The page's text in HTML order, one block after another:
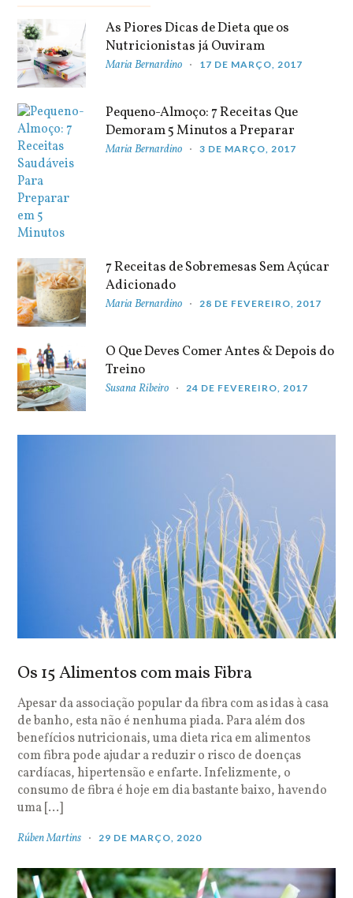
As Piores Dicas de Dieta que os
Nutricionistas já Ouviram
Maria Bernardino 17 DE MARÇO, 2017
Pequeno-Almoço: 7 Receitas Que
Demoram 5 Minutos a Preparar
Maria Bernardino 3 DE MARÇO, 2017
7 Receitas de Sobremesas Sem Açúcar
Adicionado
Maria Bernardino 28 DE FEVEREIRO, 2017
O Que Deves Comer Antes & Depois do
Treino
Susana Ribeiro 24 DE FEVEREIRO, 2017
Os 15 Alimentos com mais Fibra
Apesar da associação popular da fibra com as idas à casa
de banho, esta não é nenhuma piada. Para além dos
benefícios nutricionais, uma dieta rica em alimentos
com fibra pode ajudar a reduzir o risco de doenças
cardíacas, hipertensão e enfarte. Infelizmente, o
consumo de fibra é hoje em dia bastante baixo, havendo
uma […]
Rúben Martins 29 DE MARÇO, 2020